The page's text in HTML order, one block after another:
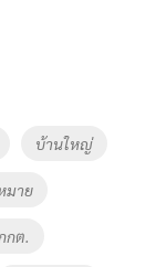
บ้านใหญ่
มาย
กต.